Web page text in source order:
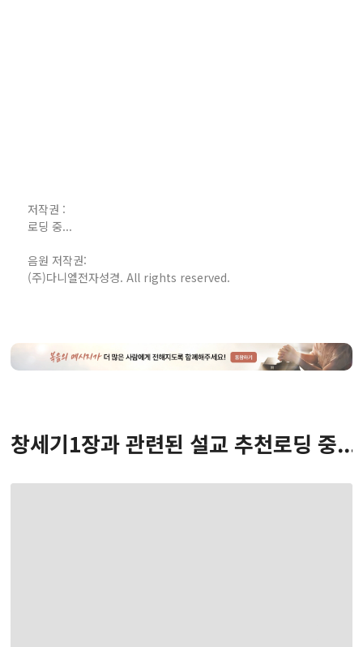
저작권 :
로딩 중...
음원 저작권:
(주)다니엘전자성경. All rights reserved.
창세기1장과 관련된 설교 추천로딩 중...